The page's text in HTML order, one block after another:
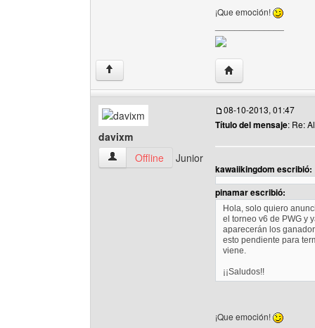
¡Que emoción!
↑ Visitar sitio web del
davixm
davixm Ver perfil del usuario
Offline Junior
08-10-2013, 01:47
Título del mensaje: Re:
kawaiikingdom escribió:
pinamar escribió:
Hola, solo quiero
el torneo v6 de PWG y
aparecerán los
esto pendiente para
viene.
¡¡Saludos!!
¡Que emoción!